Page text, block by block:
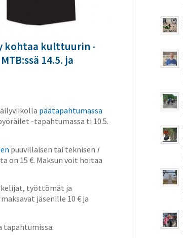
kohtaa kulttuurin -
14.5. ja
päätapahtumassa
-tapahtumassa ti 10.5.
puuvillaisen tai teknisen I
on 15 €. Maksun voit hoitaa
työttömät ja
maksavat jäsenille 10 € ja
tapahtumissa.